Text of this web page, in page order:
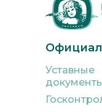
Уставные